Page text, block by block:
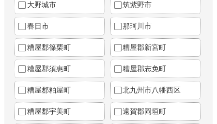
大野城市 筑紫野市
春日市 那珂川市
糟屋郡篠栗町 糟屋郡新宮町
糟屋郡須惠町 糟屋郡志免町
糟屋郡粕屋町 北九州市八幡西区
糟屋郡宇美町 遠賀郡岡垣町